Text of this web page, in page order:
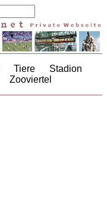
Tiere
Stadion
Zooviertel